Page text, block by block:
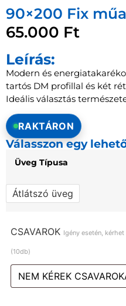
90×200 Fix
65.000 Ft
Leírás:
Modern és
tartós DM profillal és két
Ideális választás
RAKTÁRON
Válasszon egy
Üveg Típusa
Átlátszó üveg
CSAVAROK Igény esetén,
(10db)